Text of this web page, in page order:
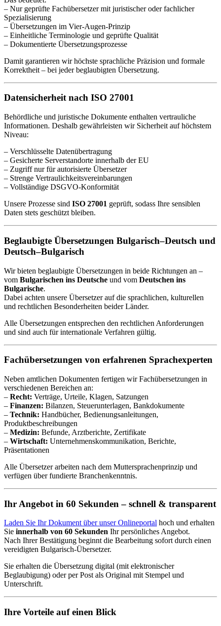
– Nur geprüfte Fachübersetzer mit juristischer oder fachlicher
Spezialisierung
– Übersetzungen im Vier-Augen-Prinzip
– Einheitliche Terminologie und geprüfte Qualität
– Dokumentierte Übersetzungsprozesse
Damit garantieren wir höchste sprachliche Präzision und formale
Korrektheit – bei jeder beglaubigten Übersetzung.
Datensicherheit nach ISO 27001
Behördliche und juristische Dokumente enthalten vertrauliche
Informationen. Deshalb gewährleisten wir Sicherheit auf höchstem
Niveau:
– Verschlüsselte Datenübertragung
– Gesicherte Serverstandorte innerhalb der EU
– Zugriff nur für autorisierte Übersetzer
– Strenge Vertraulichkeitsvereinbarungen
– Vollständige DSGVO-Konformität
Unsere Prozesse sind ISO 27001 geprüft, sodass Ihre sensiblen
Daten stets geschützt bleiben.
Beglaubigte Übersetzungen Bulgarisch–Deutsch und
Deutsch–Bulgarisch
Wir bieten beglaubigte Übersetzungen in beide Richtungen an –
vom Bulgarischen ins Deutsche und vom Deutschen ins
Bulgarische.
Dabei achten unsere Übersetzer auf die sprachlichen, kulturellen
und rechtlichen Besonderheiten beider Länder.
Alle Übersetzungen entsprechen den rechtlichen Anforderungen
und sind auch für internationale Verfahren gültig.
Fachübersetzungen von erfahrenen Sprachexperten
Neben amtlichen Dokumenten fertigen wir Fachübersetzungen in
verschiedenen Bereichen an:
– Recht: Verträge, Urteile, Klagen, Satzungen
– Finanzen: Bilanzen, Steuerunterlagen, Bankdokumente
– Technik: Handbücher, Bedienungsanleitungen,
Produktbeschreibungen
– Medizin: Befunde, Arztberichte, Zertifikate
– Wirtschaft: Unternehmenskommunikation, Berichte,
Präsentationen
Alle Übersetzer arbeiten nach dem Muttersprachenprinzip und
verfügen über fundierte Branchenkenntnis.
Ihr Angebot in 60 Sekunden – schnell & transparent
Laden Sie Ihr Dokument über unser Onlineportal hoch und erhalten
Sie innerhalb von 60 Sekunden Ihr persönliches Angebot.
Nach Ihrer Bestätigung beginnt die Bearbeitung sofort durch einen
vereidigten Bulgarisch-Übersetzer.
Sie erhalten die Übersetzung digital (mit elektronischer
Beglaubigung) oder per Post als Original mit Stempel und
Unterschrift.
Ihre Vorteile auf einen Blick